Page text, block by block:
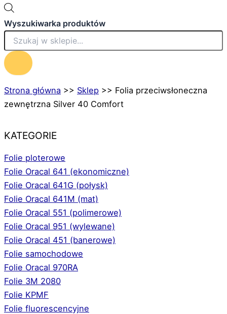
Wyszukiwarka produktów
Strona główna >> Sklep >> Folia przeciwsłoneczna
zewnętrzna Silver 40 Comfort
KATEGORIE
Folie ploterowe
Folie Oracal 641 (ekonomiczne)
Folie Oracal 641G (połysk)
Folie Oracal 641M (mat)
Folie Oracal 551 (polimerowe)
Folie Oracal 951 (wylewane)
Folie Oracal 451 (banerowe)
Folie samochodowe
Folie Oracal 970RA
Folie 3M 2080
Folie KPMF
Folie fluorescencyjne